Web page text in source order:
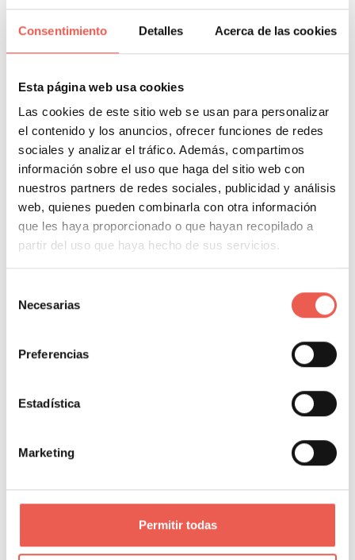
Consentimiento Detalles Acerca de las cookies
Esta página web usa cookies
Las cookies de este sitio web se usan para personalizar
el contenido y los anuncios, ofrecer funciones de redes
sociales y analizar el tráfico. Además, compartimos
información sobre el uso que haga del sitio web con
nuestros partners de redes sociales, publicidad y análisis
web, quienes pueden combinarla con otra información
que les haya proporcionado o que hayan recopilado a
partir del uso que haya hecho de sus servicios.
Necesarias
Preferencias
Estadística
Marketing
Permitir todas
animación en Netflix,Arcane, con fenomenal
aceptación del público. De este modo, aficionados y
ajenos pueden conocer los orígenes de algunos de
los personajes más icónicos a la vez que refuerzan la
imagen de su marca.
Sin duda, el mundo de los videojuegos presenta un
sinfín de campañas publicitarias que se adaptan a
cada país, valiéndose de las redes sociales como
medio de difusión. Una industria que cada año genera
más ingresos y donde la publicidad desborda
Juegos online
About Author